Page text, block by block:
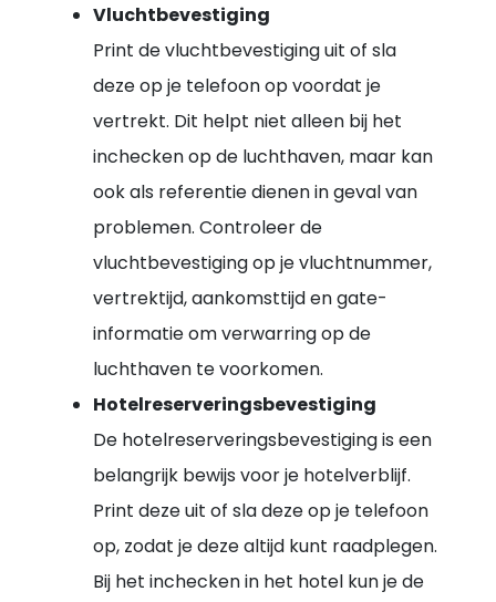
Vluchtbevestiging
Print de vluchtbevestiging uit of sla
deze op je telefoon op voordat je
vertrekt. Dit helpt niet alleen bij het
inchecken op de luchthaven, maar kan
ook als referentie dienen in geval van
problemen. Controleer de
vluchtbevestiging op je vluchtnummer,
vertrektijd, aankomsttijd en gate-
informatie om verwarring op de
luchthaven te voorkomen.
Hotelreserveringsbevestiging
De hotelreserveringsbevestiging is een
belangrijk bewijs voor je hotelverblijf.
Print deze uit of sla deze op je telefoon
op, zodat je deze altijd kunt raadplegen.
Bij het inchecken in het hotel kun je de